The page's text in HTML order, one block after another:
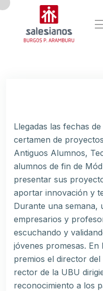
Llegadas las fechas
certamen de
Antiguos Alumnos,
alumnos de fin de
presentar sus
aportar innovación y
Durante una
empresarios y
escuchando y
jóvenes promesas.
premios el director
rector de la UBU
reconocimiento a los